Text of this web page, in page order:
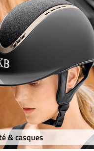
& casques